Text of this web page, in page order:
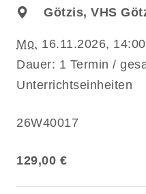
Götzis, VHS
Mo. 16.11.2026,
Dauer: 1 Termin /
Unterrichtseinheiten
26W40017
129,00 €